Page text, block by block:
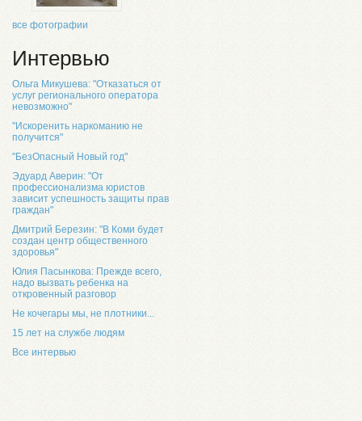
все фотографии
Интервью
Ольга Микушева: "Отказаться от
услуг регионального оператора
невозможно"
"Искоренить наркоманию не
получится"
"БезОпасный Новый год"
Эдуард Аверин: "От
профессионализма юристов
зависит успешность защиты прав
граждан"
Дмитрий Березин: "В Коми будет
создан центр общественного
здоровья"
Юлия Пасынкова: Прежде всего,
надо вызвать ребенка на
откровенный разговор
Не кочегары мы, не плотники...
15 лет на службе людям
Все интервью